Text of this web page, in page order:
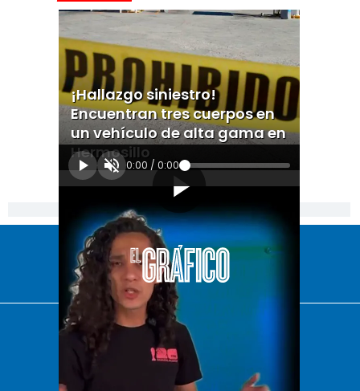
¡Hallazgo siniestro!
Encuentran tres cuerpos en
un vehículo de alta gama en
Hermosillo
0:00 / 0:00
[Publicidad]
El Universal
Vive USA